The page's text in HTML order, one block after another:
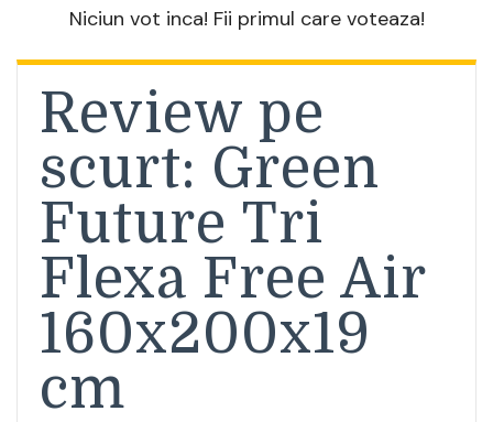
Niciun vot inca! Fii primul care voteaza!
Review pe
scurt: Green
Future Tri
Flexa Free Air
160x200x19
cm